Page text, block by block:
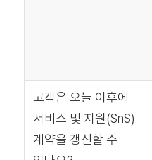
고객은 오늘 이후에
서비스 및 지원(SnS)
계약을 갱신할 수